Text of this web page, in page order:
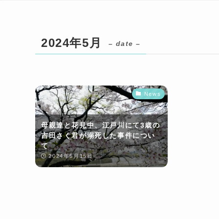
2024年5月 – date –
News
母親達と花見中、江戸川にて3歳の
吉田さく君が溺死した事件につい
て
2024年5月15日